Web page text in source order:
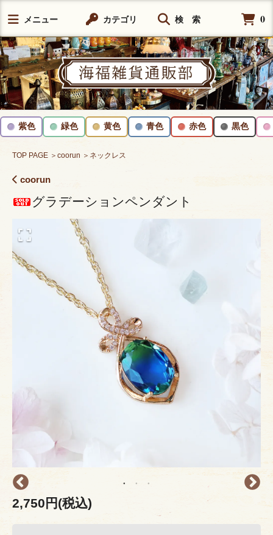
メニュー カテゴリ 検 索 0
紫色 緑色 黄色 青色 赤色 黒色
TOP PAGE ＞coorun ＞ネックレス
coorun
グラデーションペンダント
2,750円(税込)